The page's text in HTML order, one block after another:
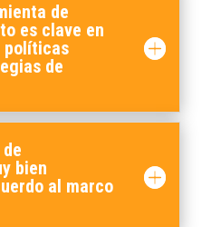
de
es clave en
políticas
de
bien
al marco